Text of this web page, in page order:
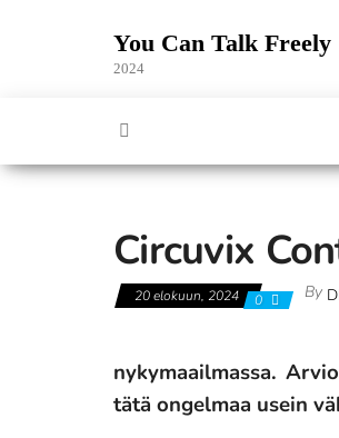
You Can Talk Freely
2024
Circuvix
20 elokuun, 2024 0 By
nykymaailmassa.
tätä ongelmaa usein